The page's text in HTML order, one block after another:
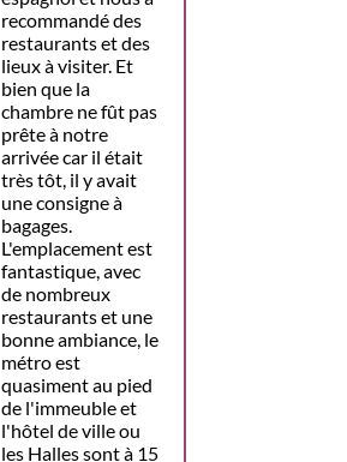
recommandé des
restaurants et des
lieux à visiter. Et
bien que la
chambre ne fût pas
prête à notre
arrivée car il était
très tôt, il y avait
une consigne à
bagages.
L'emplacement est
fantastique, avec
de nombreux
restaurants et une
bonne ambiance, le
métro est
quasiment au pied
de l'immeuble et
l'hôtel de ville ou
les Halles sont à 15